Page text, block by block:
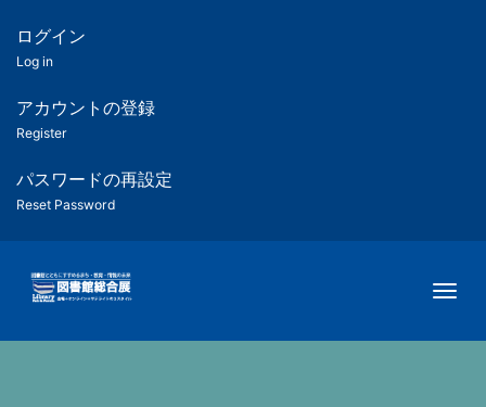
ツ
匿
名
ユ
ー
ー
用
メ
ログイン
Log in
アカウントの登録
Register
パスワードの再設定
Reset Password